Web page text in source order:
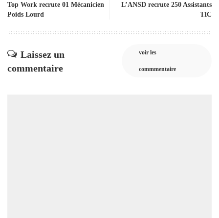
Top Work recrute 01 Mécanicien
Poids Lourd
L’ANSD recrute 250 Assistants
TIC
Laissez un
commentaire
voir les
commmentaire